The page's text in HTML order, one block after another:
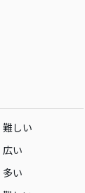
難しい
広い
多い